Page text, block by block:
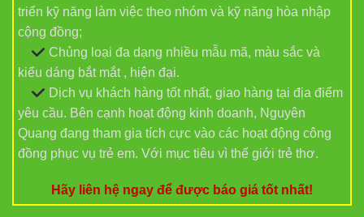
triển kỹ năng làm việc theo nhóm và kỹ năng hòa nhập
cộng đồng;
Chủng loại đa dạng nhiều mẫu mã, màu sắc và
kiểu dáng bắt mắt , hiện đại.
Dịch vụ khách hàng tốt nhất, giao hàng tại địa điểm
yêu cầu. Bên cạnh hoạt động kinh doanh, Nguyên
Quang đang tham gia tích cực vào các hoạt động công
đồng phục vụ trẻ em. Với mục tiêu vì thế giới trẻ thơ.
Hãy liên hệ ngay để được báo giá tốt nhất!